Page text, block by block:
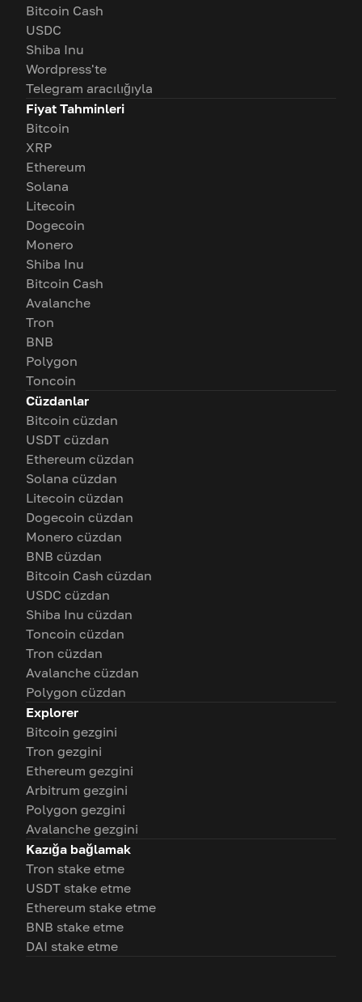
Bitcoin Cash
USDC
Shiba Inu
Wordpress'te
Telegram aracılığıyla
Fiyat Tahminleri
Bitcoin
XRP
Ethereum
Solana
Litecoin
Dogecoin
Monero
Shiba Inu
Bitcoin Cash
Avalanche
Tron
BNB
Polygon
Toncoin
Cüzdanlar
Bitcoin cüzdan
USDT cüzdan
Ethereum cüzdan
Solana cüzdan
Litecoin cüzdan
Dogecoin cüzdan
Monero cüzdan
BNB cüzdan
Bitcoin Cash cüzdan
USDC cüzdan
Shiba Inu cüzdan
Toncoin cüzdan
Tron cüzdan
Avalanche cüzdan
Polygon cüzdan
Explorer
Bitcoin gezgini
Tron gezgini
Ethereum gezgini
Arbitrum gezgini
Polygon gezgini
Avalanche gezgini
Kazığa bağlamak
Tron stake etme
USDT stake etme
Ethereum stake etme
BNB stake etme
DAI stake etme